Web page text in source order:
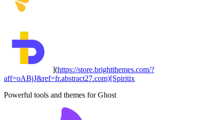
](https://store.brightthemes.com/?
aff=oABjJ&ref=fr.abstract27.com)[Spiritix
Powerful tools and themes for Ghost